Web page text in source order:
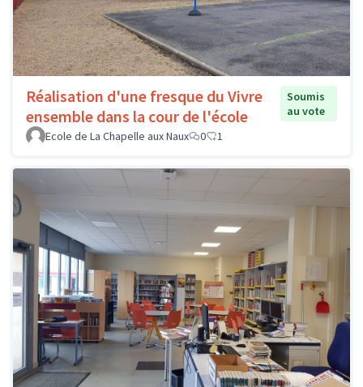
Réalisation d'une fresque du Vivre
ensemble dans la cour de l'école
Soumis
au vote
Ecole de La Chapelle aux Naux
0 1